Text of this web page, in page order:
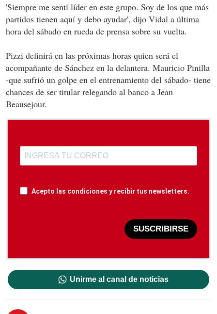
'Siempre me sentí líder en este grupo. Soy de los que más
partidos tienen aquí y debo ayudar', dijo Vidal a última
hora del sábado en rueda de prensa sobre su vuelta.
Pizzi definirá en las próximas horas quien será el
acompañante de Sánchez en la delantera. Mauricio Pinilla
-que sufrió un golpe en el entrenamiento del sábado- tiene
chances de ser titular relegando al banco a Jean
Beausejour.
Acepto las condiciones y recibir tus newsletters.
SUSCRIBIRSE
Unirme al canal de noticias